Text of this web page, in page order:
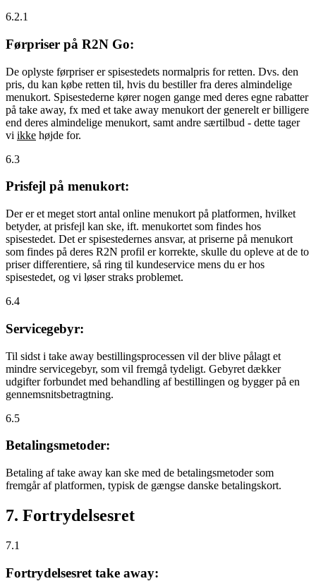
6.2.1
Førpriser på R2N Go:
De oplyste førpriser er spisestedets normalpris for retten. Dvs. den
pris, du kan købe retten til, hvis du bestiller fra deres almindelige
menukort. Spisestederne kører nogen gange med deres egne rabatter
på take away, fx med et take away menukort der generelt er billigere
end deres almindelige menukort, samt andre særtilbud - dette tager
vi ikke højde for.
6.3
Prisfejl på menukort:
Der er et meget stort antal online menukort på platformen, hvilket
betyder, at prisfejl kan ske, ift. menukortet som findes hos
spisestedet. Det er spisestedernes ansvar, at priserne på menukort
som findes på deres R2N profil er korrekte, skulle du opleve at de to
priser differentiere, så ring til kundeservice mens du er hos
spisestedet, og vi løser straks problemet.
6.4
Servicegebyr:
Til sidst i take away bestillingsprocessen vil der blive pålagt et
mindre servicegebyr, som vil fremgå tydeligt. Gebyret dækker
udgifter forbundet med behandling af bestillingen og bygger på en
gennemsnitsbetragtning.
6.5
Betalingsmetoder:
Betaling af take away kan ske med de betalingsmetoder som
fremgår af platformen, typisk de gængse danske betalingskort.
7. Fortrydelsesret
7.1
Fortrydelsesret take away: